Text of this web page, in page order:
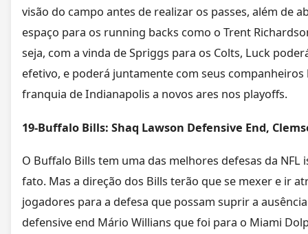
visão do campo antes de realizar os passes, além de
espaço para os running backs como o Trent
seja, com a vinda de Spriggs para os Colts, Luck
efetivo, e poderá juntamente com seus companheiros
franquia de Indianapolis a novos ares nos playoffs.
19-Buffalo Bills: Shaq Lawson Defensive End,
O Buffalo Bills tem uma das melhores defesas da NFL
fato. Mas a direção dos Bills terão que se mexer e ir
jogadores para a defesa que possam suprir a
defensive end Mário Willians que foi para o Miami